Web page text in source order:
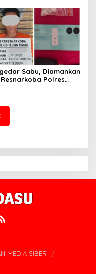
Sabu, Diamankan
Polres
MEDIA SIBER